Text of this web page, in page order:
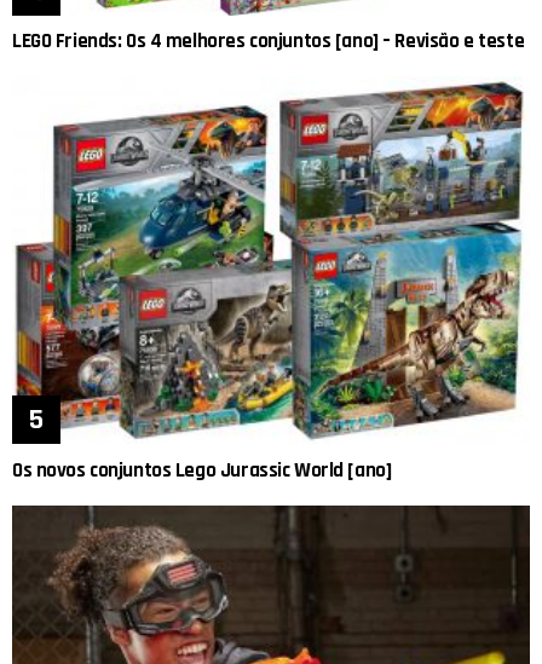
LEGO Friends: Os 4 melhores conjuntos [ano] – Revisão e teste
Os novos conjuntos Lego Jurassic World [ano]